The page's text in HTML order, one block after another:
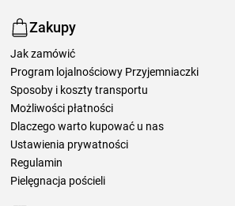
Zakupy
Jak zamówić
Program lojalnościowy Przyjemniaczki
Sposoby i koszty transportu
Możliwości płatności
Dlaczego warto kupować u nas
Ustawienia prywatności
Regulamin
Pielęgnacja pościeli